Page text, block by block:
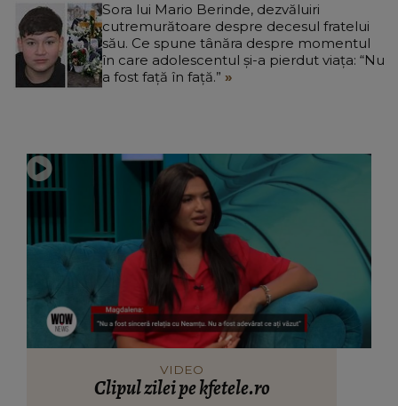
Sora lui Mario Berinde, dezvăluiri
cutremurătoare despre decesul fratelui
său. Ce spune tânăra despre momentul
în care adolescentul și-a pierdut viața: “Nu
a fost față în față.”
VIDEO
Clipul zilei pe kfetele.ro